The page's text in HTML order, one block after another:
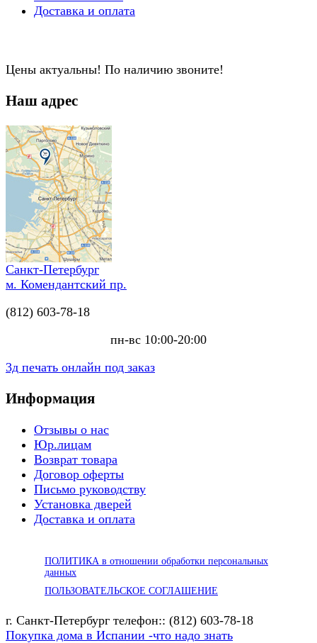
Доставка и оплата
Цены актуальны! По наличию звоните!
Наш адрес
Санкт-Петербург
м. Комендантский пр.
(812) 603-78-18
пн-вс 10:00-20:00
3д печать онлайн под заказ
Информация
Отзывы о нас
Юр.лицам
Возврат товара
Договор оферты
Письмо руководству
Установка дверей
Доставка и оплата
ПОЛИТИКА в отношении обработки персональных
данных
ПОЛЬЗОВАТЕЛЬСКОЕ СОГЛАШЕНИЕ
г. Санкт-Петербург телефон:: (812) 603-78-18
Покупка дома в Испании -что надо знать